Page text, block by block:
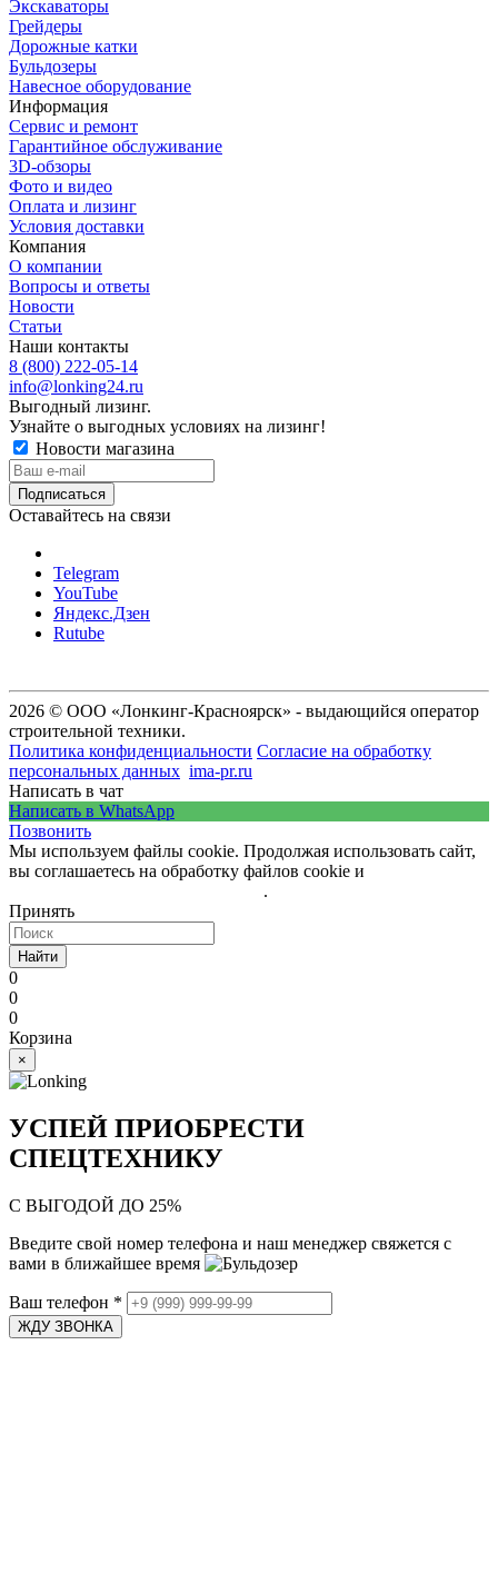
Экскаваторы
Грейдеры
Дорожные катки
Бульдозеры
Навесное оборудование
Информация
Сервис и ремонт
Гарантийное обслуживание
3D-обзоры
Фото и видео
Оплата и лизинг
Условия доставки
Компания
О компании
Вопросы и ответы
Новости
Статьи
Наши контакты
8 (800) 222-05-14
info@lonking24.ru
Выгодный лизинг.
Узнайте о выгодных условиях на лизинг!
Новости магазина
Оставайтесь на связи
Telegram
YouTube
Яндекс.Дзен
Rutube
2026 © ООО «Лонкинг-Красноярск» - выдающийся оператор
строительной техники.
Политика конфиденциальности Согласие на обработку
персональных данных ima-pr.ru
Написать в чат
Написать в WhatsApp
Позвонить
Мы используем файлы cookie. Продолжая использовать сайт,
вы соглашаетесь на обработку файлов cookie и
.
Принять
Найти
0
0
0
Корзина
×
УСПЕЙ ПРИОБРЕСТИ
СПЕЦТЕХНИКУ
С ВЫГОДОЙ ДО 25%
Введите свой номер телефона и наш менеджер свяжется с
вами в ближайшее время
Ваш телефон *